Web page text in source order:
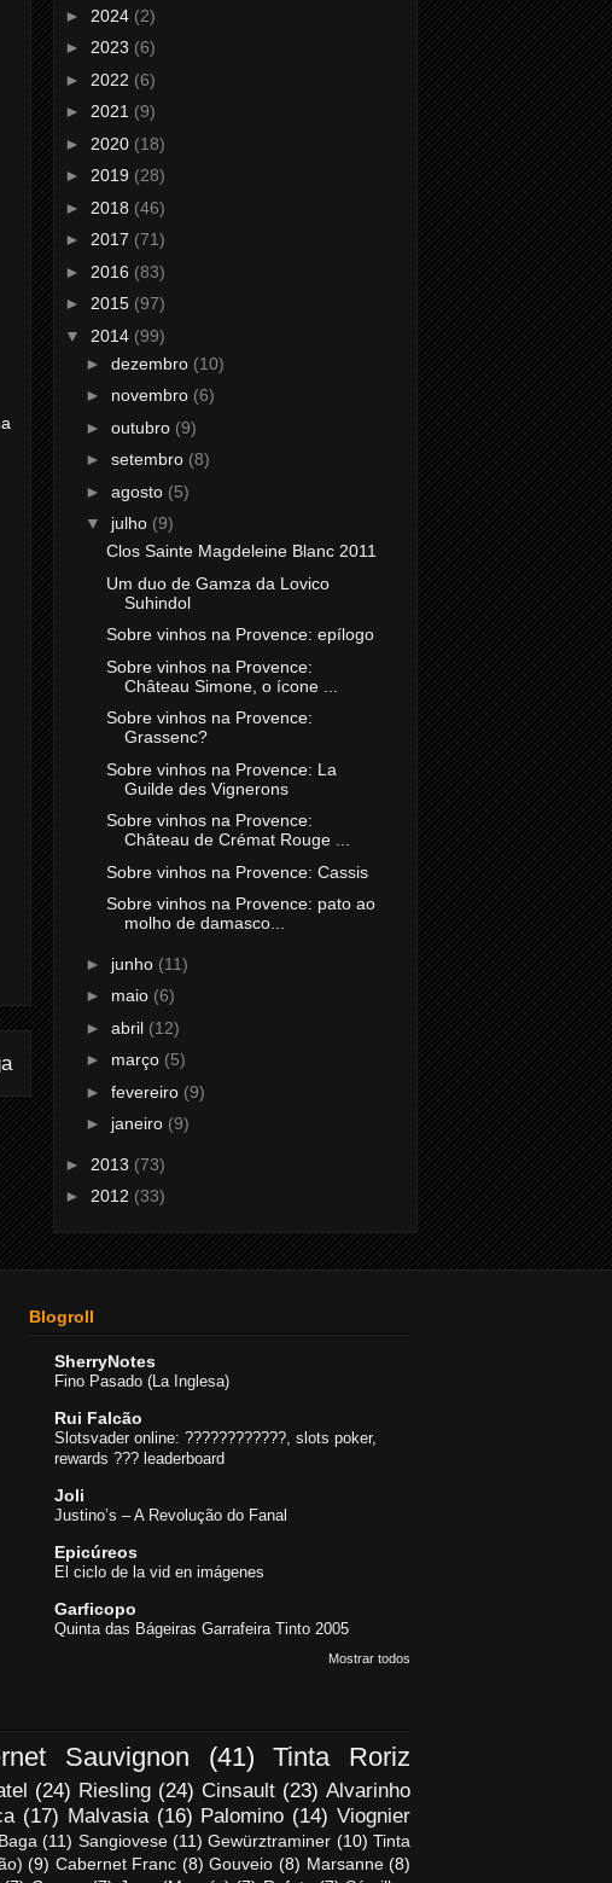
► 2024 (2)
► 2023 (6)
► 2022 (6)
► 2021 (9)
► 2020 (18)
► 2019 (28)
► 2018 (46)
► 2017 (71)
► 2016 (83)
► 2015 (97)
▼ 2014 (99)
► dezembro (10)
► novembro (6)
► outubro (9)
► setembro (8)
► agosto (5)
▼ julho (9)
Clos Sainte Magdeleine Blanc 2011
Um duo de Gamza da Lovico
Suhindol
Sobre vinhos na Provence: epílogo
Sobre vinhos na Provence:
Château Simone, o ícone ...
Sobre vinhos na Provence:
Grassenc?
Sobre vinhos na Provence: La
Guilde des Vignerons
Sobre vinhos na Provence:
Château de Crémat Rouge ...
Sobre vinhos na Provence: Cassis
Sobre vinhos na Provence: pato ao
molho de damasco...
► junho (11)
► maio (6)
► abril (12)
► março (5)
► fevereiro (9)
► janeiro (9)
► 2013 (73)
► 2012 (33)
Blogroll
SherryNotes
Fino Pasado (La Inglesa)
Rui Falcão
Slotsvader online: ????????????, slots poker,
rewards ??? leaderboard
Joli
Justino’s – A Revolução do Fanal
Epicúreos
El ciclo de la vid en imágenes
Garficopo
Quinta das Bágeiras Garrafeira Tinto 2005
Mostrar todos
Sauvignon (41)
Tinta Roriz
(24) Riesling (24) Cinsault (23) Alvarinho
(17) Malvasia (16) Palomino (14) Viognier
Baga (11) Sangiovese (11) Gewürztraminer (10) Tinta
(9) Cabernet Franc (8) Gouveio (8) Marsanne (8)